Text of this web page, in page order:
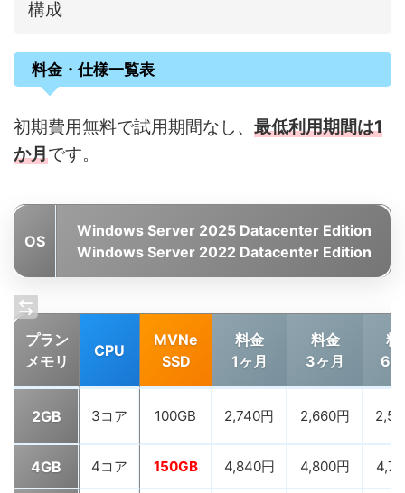
構成
料金・仕様一覧表
初期費用無料で試用期間なし、 最低利用期間は1
か月です。
OS
Windows Server 2025 Datacenter Edition
Windows Server 2022 Datacenter Edition
プラン
メモリ
CPU
MVNe
SSD
料金
1ヶ月
料金
3ヶ月
料
6
2GB 3コア 100GB 2,740円 2,660円
4GB 4コア 150GB 4,840円 4,800円